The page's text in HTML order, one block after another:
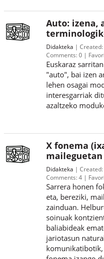
Auto: izena,
Didakteka Created:
Comments:0
Euskaraz
"auto", bai izen
lehen osagai
interesgarriak
azaltzeko
X fonema
maileguetan
Didakteka Created:
Comments:4
Sarrera honen
eta, bereziki,
zainduan.
soinuak
baliabideak
jariotasun